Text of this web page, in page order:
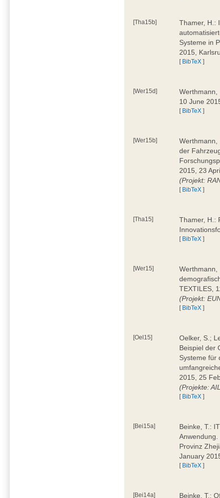
[Tha15b]
Thamer, H.:
Systeme in
2015,
[ BibTeX ]
[Wer15d]
Werthmann,
10 June
[ BibTeX ]
[Wer15b]
Werthmann,
der
2015, 23
(Projekt:
[ BibTeX ]
[Tha15]
Thamer, H.:
[ BibTeX ]
[Wer15]
Werthmann,
TEXTILES,
(Projekt:
[ BibTeX ]
[Oel15]
Oelker, S.;
Beispiel der
Systeme für
2015, 25
(Projekte:
[ BibTeX ]
[Bei15a]
Beinke, T.:
Provinz
January
[ BibTeX ]
[Bei14a] Beinke, T.: